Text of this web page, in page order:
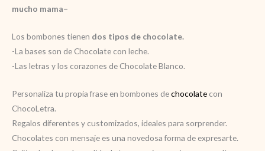
mucho mama–
Los bombones tienen dos tipos de chocolate.
-La bases son de Chocolate con leche.
-Las letras y los corazones de Chocolate Blanco.
Personaliza tu propia frase en bombones dechocolate con
ChocoLetra.
Regalos diferentes y customizados, ideales para sorprender.
Chocolates con mensaje es una novedosa forma de expresarte.